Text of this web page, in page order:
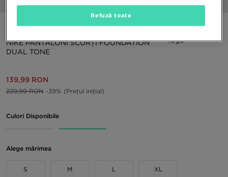
ONLY AT JD
NIKE PANTALONI SCURȚI FOUNDATION
DUAL TONE
139,99 RON
229,99 RON -39% (Prețul inițial)
Culori Disponibile
Alege mărimea
S M L XL
Refuză toate